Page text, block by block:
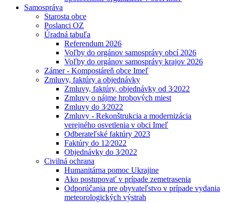
Samospráva
Starosta obce
Poslanci OZ
Úradná tabuľa
Referendum 2026
Voľby do orgánov samosprávy obcí 2026
Voľby do orgánov samosprávy krajov 2026
Zámer - Kompostáreň obce Imeľ
Zmluvy, faktúry a objednávky
Zmluvy, faktúry, objednávky od 3⁄2022
Zmluvy o nájme hrobových miest
Zmluvy do 3⁄2022
Zmluvy - Rekonštrukcia a modernizácia
verejného osvetlenia v obci Imeľ
Odberateľské faktúry 2023
Faktúry do 12⁄2022
Objednávky do 3⁄2022
Civilná ochrana
Humanitárna pomoc Ukrajine
Ako postupovať v prípade zemetrasenia
Odporúčania pre obyvateľstvo v prípade vydania
meteorologických výstrah